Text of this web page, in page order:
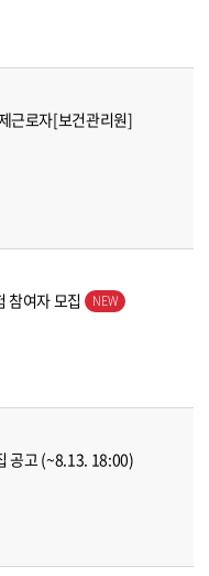
근로자[보건관리원]
참여자 모집
공고 (~8.13. 18:00)